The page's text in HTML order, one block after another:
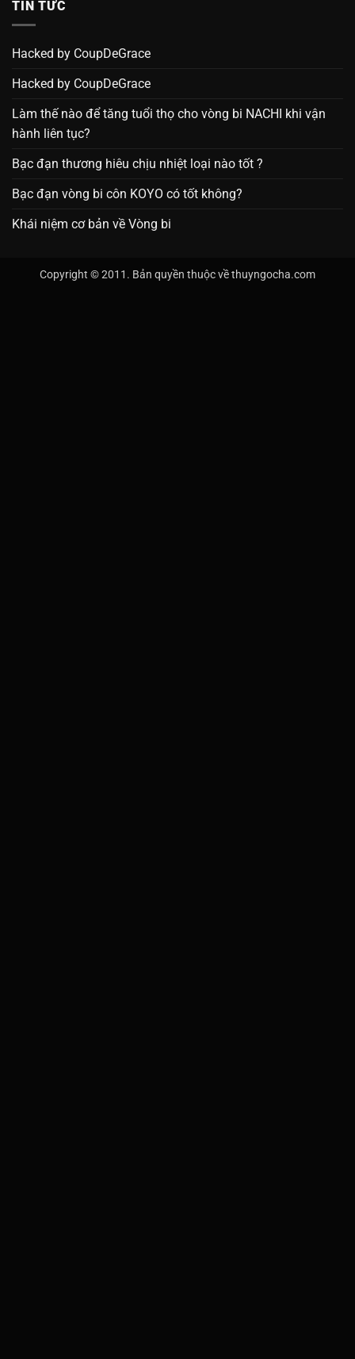
TIN TỨC
Hacked by CoupDeGrace
Hacked by CoupDeGrace
Làm thế nào để tăng tuổi thọ cho vòng bi NACHI khi vận
hành liên tục?
Bạc đạn thương hiêu chịu nhiệt loại nào tốt ?
Bạc đạn vòng bi côn KOYO có tốt không?
Khái niệm cơ bản về Vòng bi
Copyright © 2011. Bản quyền thuộc về thuyngocha.com